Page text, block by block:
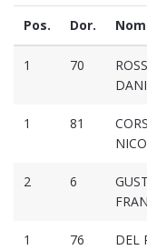
Pos. Dor.
1 70
1 81
2 6
1 76
DEL